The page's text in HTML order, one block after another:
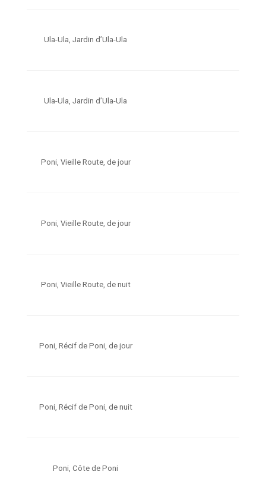
Ula-Ula, Jardin d’Ula-Ula
Ula-Ula, Jardin d’Ula-Ula
Poni, Vieille Route, de jour
Poni, Vieille Route, de jour
Poni, Vieille Route, de nuit
Poni, Récif de Poni, de jour
Poni, Récif de Poni, de nuit
Poni, Côte de Poni